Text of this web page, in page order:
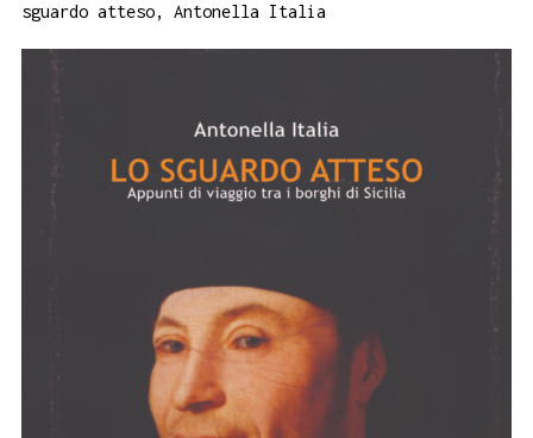
sguardo atteso, Antonella Italia